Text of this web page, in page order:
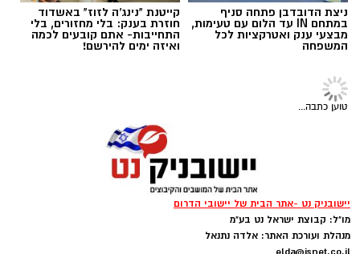
עוד נמסר כי לקחי אירועי7 באוקטובר
מקבלי ההחלטות שלא להחליש את מערך ההגנה
היישובי. "כיתות הכוננות הוכיחו את חשיבותן ברגעי
מתנדבי זק"א מרחב נגב - צוות נתיבות הוזעקו
לזירה ופועלים בכבוד המת ובאיסוף הממצאים
לקבורה.
ניצת הדובדבן פתחה סניף
המשפחה
קייטנת "נינג'ה לזוז" באשדוד
יישובניק נט -אתר הבית של יישובי הדרום